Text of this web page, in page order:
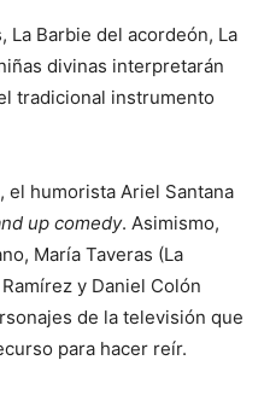
La Barbie del acordeón, La
divinas interpretarán
tradicional instrumento
el humorista Ariel Santana
up comedy. Asimismo,
María Taveras (La
y Daniel Colón
de la televisión que
para hacer reír.